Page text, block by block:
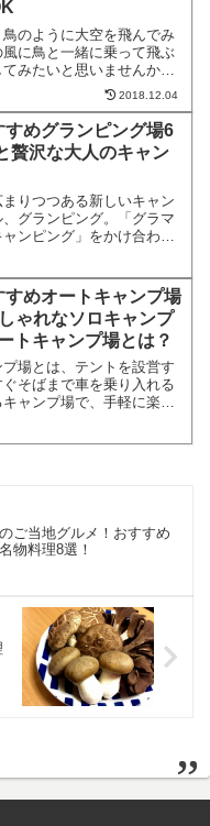
のように大空を飛んでみ
に鳥と一緒に乗って飛ぶ
みたいと思いませんか？
たパラグライダースクール
ば初心者でも怖くありませ
日帰りで気軽に楽しめ
のパラグライ...
2018.12.04
すめグランピング場6
贅沢な大人のキャン
りつつある新しいキャン
グランピング。「グラマ
ンピング」をかけ合わせ
設されたテントの中に
ファ、冷蔵庫や...
すめオートキャンプ場
ゃれなソロキャンプ
トキャンプ場とは？
場とは、テントを設営す
そばまで車を乗り入れる
ャンプ場で、手軽に楽し
ご当地グルメ！おすすめ
物料理8選！